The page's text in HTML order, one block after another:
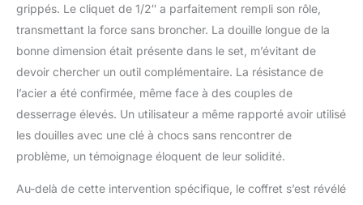
grippés. Le cliquet de 1/2″ a parfaitement rempli son rôle,
transmettant la force sans broncher. La douille longue de la
bonne dimension était présente dans le set, m’évitant de
devoir chercher un outil complémentaire. La résistance de
l’acier a été confirmée, même face à des couples de
desserrage élevés. Un utilisateur a même rapporté avoir utilisé
les douilles avec une clé à chocs sans rencontrer de
problème, un témoignage éloquent de leur solidité.
Au-delà de cette intervention spécifique, le coffret s’est révélé